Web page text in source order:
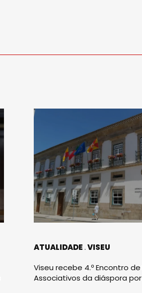
ATUALIDADE VISEU
Viseu recebe 4.º Encontro
Associativos da diáspora